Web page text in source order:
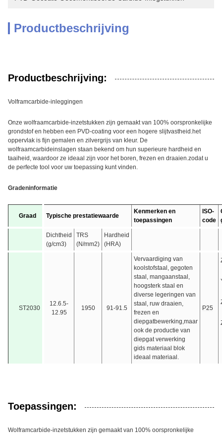
Productbeschrijving
Productbeschrijving:
Volframcarbide-inleggingen
Onze wolfraamcarbide-inzetstukken zijn gemaakt van 100% oorspronkelijke
grondstof en hebben een PVD-coating voor een hogere slijtvastheid.het
oppervlak is fijn gemalen en zilvergrijs van kleur. De
wolfraamcarbideinslagen staan bekend om hun superieure hardheid en
taaiheid, waardoor ze ideaal zijn voor het boren, frezen en draaien.zodat u
de perfecte tool voor uw toepassing kunt vinden.
Gradeninformatie
Graad Typische prestatiewaarde
Kenmerken en
toepassingen
ISO-
code
Dichtheid
(g/cm3)
TRS
(N/mm2)
Hardheid
(HRA)
ST2030
12.6.5-
12.95
1950 91-91.5
Vervaardiging van
koolstofstaal, gegoten
staal, mangaanstaal,
hoogsterk staal en
diverse legeringen van
staal, ruw draaien,
frezen en
diepgatbewerking,maar
ook de productie van
diepgat verwerking
gids materiaal blok
ideaal materiaal.
P25
Toepassingen:
Wolframcarbide-inzetstukken zijn gemaakt van 100% oorspronkelijke